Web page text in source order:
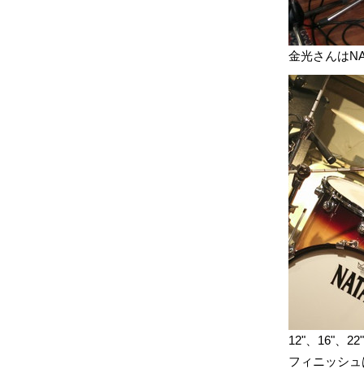
金光さんは
12"、16"、
フィニッシ